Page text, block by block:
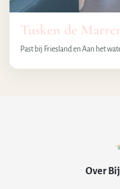
Tusken de
Past bij Friesland en Aan het
Over